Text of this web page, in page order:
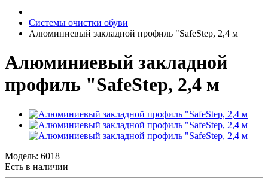
Системы очистки обуви
Алюминиевый закладной профиль "SafeStep, 2,4 м
Алюминиевый закладной
профиль "SafeStep, 2,4 м
Модель: 6018
Есть в наличии